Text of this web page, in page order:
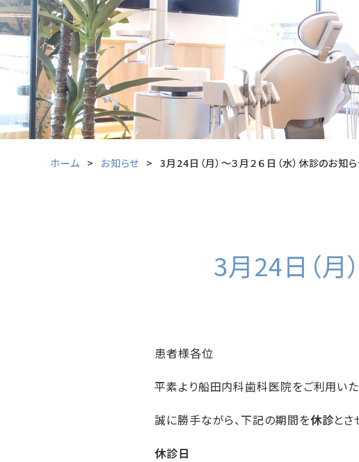
ホーム お知らせ 3月24日（月）〜３月２６日（水）休診のお知
3月24日（月
患者様各位
平素より船田内科歯科医院をご利用いた
誠に勝手ながら、下記の期間を休診とさ
休診日